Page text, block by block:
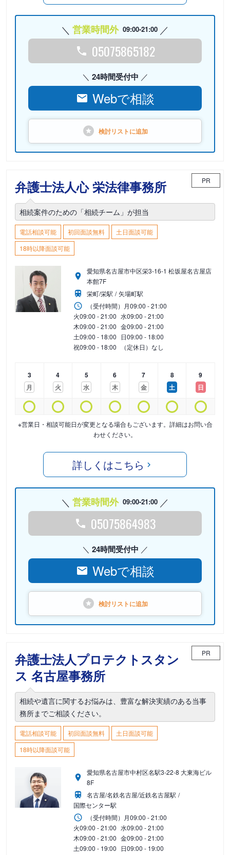
営業時間外 09:00-21:00
05075865182
24時間受付中
Webで相談
検討リストに追加
弁護士法人心 栄法律事務所 PR
相続案件のための「相続チーム」が担当
電話相談可能 初回面談無料
土日面談可能
18時以降面談可能
愛知県名古屋市中区栄3-16-1 松坂屋名古屋店
本館7F
栄町/栄駅
矢場町駅
（受付時間） 月09:00 - 21:00
火09:00 - 21:00 水09:00 - 21:00
木09:00 - 21:00 金09:00 - 21:00
土09:00 - 18:00 日09:00 - 18:00
祝09:00 - 18:00 （定休日）なし
3
月
4
火
5
水
6
木
7
金
8
土
9
日
※営業日・相談可能日が変更となる場合もございます。詳細はお問い合
わせください。
詳しくはこちら
営業時間外 09:00-21:00
05075864983
24時間受付中
Webで相談
検討リストに追加
弁護士法人プロテクトスタン
ス 名古屋事務所
PR
相続や遺言に関するお悩みは、豊富な解決実績のある当事
務所までご相談ください。
電話相談可能 初回面談無料
土日面談可能
18時以降面談可能
愛知県名古屋市中村区名駅3-22-8 大東海ビル
8F
名古屋/名鉄名古屋/近鉄名古屋駅
国際センター駅
（受付時間） 月09:00 - 21:00
火09:00 - 21:00 水09:00 - 21:00
木09:00 - 21:00 金09:00 - 21:00
土09:00 - 19:00 日09:00 - 19:00